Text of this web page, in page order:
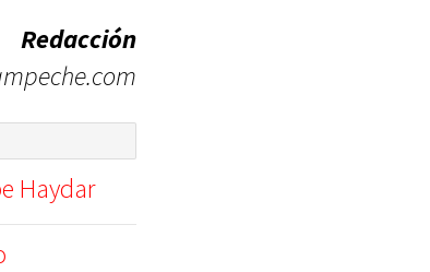
Redacción
Haydar